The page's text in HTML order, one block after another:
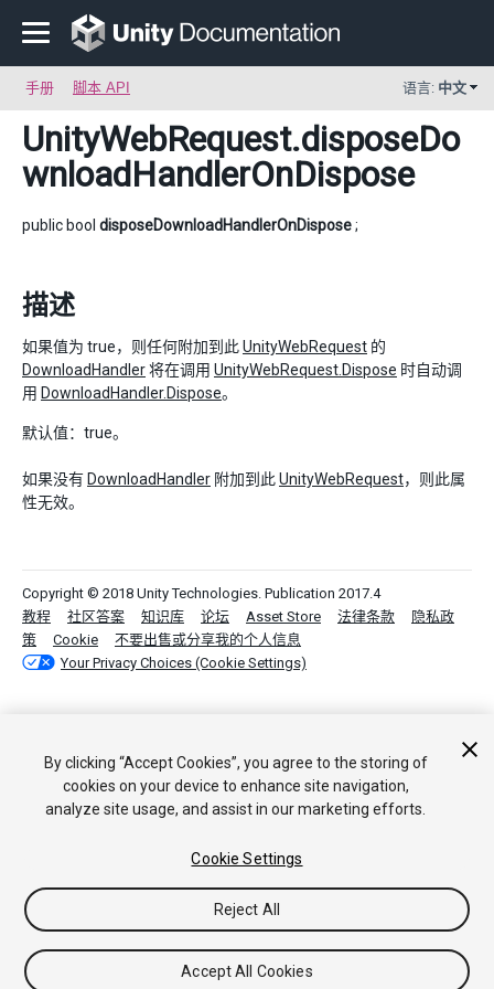
手册 脚本 API 语言: 中文
UnityWebRequest.disposeDo
wnloadHandlerOnDispose
public bool disposeDownloadHandlerOnDispose;
描述
如果值为 true，则任何附加到此UnityWebRequest 的
DownloadHandler将在调用 UnityWebRequest.Dispose 时自动调
用 DownloadHandler.Dispose。
默认值：true。
如果没有 DownloadHandler 附加到此UnityWebRequest，则此属
性无效。
Copyright © 2018 Unity Technologies. Publication 2017.4
教程
社区答案 知识库 论坛 Asset Store 法律条款
隐私政
策
Cookie
不要出售或分享我的个人信息
Your Privacy Choices (Cookie Settings)
By clicking “Accept Cookies”, you agree to the storing of
cookies on your device to enhance site navigation,
analyze site usage, and assist in our marketing efforts.
Cookie Settings
Reject All
Accept All Cookies